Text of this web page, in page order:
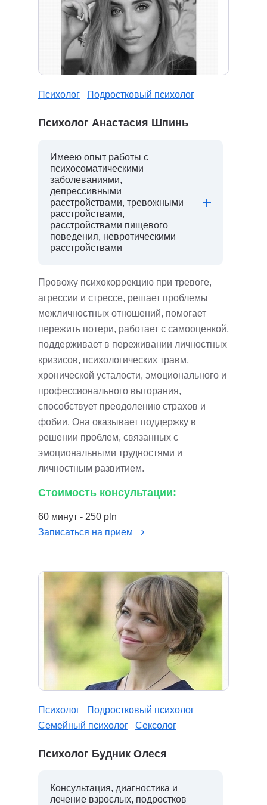
Психолог Подростковый психолог
Психолог Анастасия Шпинь
Имеею опыт работы с
психосоматическими
заболеваниями,
депрессивными
расстройствами, тревожными
расстройствами,
расстройствами пищевого
поведения, невротическими
расстройствами
Провожу психокоррекцию при тревоге,
агрессии и стрессе, решает проблемы
межличностных отношений, помогает
пережить потери, работает с самооценкой,
поддерживает в переживании личностных
кризисов, психологических травм,
хронической усталости, эмоционального и
профессионального выгорания,
способствует преодолению страхов и
фобии. Она оказывает поддержку в
решении проблем, связанных с
эмоциональными трудностями и
личностным развитием.
Стоимость консультации:
60 минут - 250 pln
Записаться на прием
Психолог
Подростковый психолог
Семейный психолог
Сексолог
Психолог Будник Олеся
Консультация, диагностика и
лечение взрослых, подростков